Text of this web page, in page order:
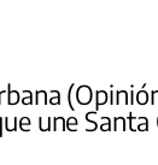
une Santa